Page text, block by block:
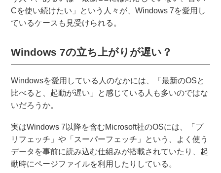
Cを使い続けたい」という人々が、Windows 7を愛用し
ているケースも見受けられる。
Windows 7の立ち上がりが遅い？
Windowsを愛用している人のなかには、「最新のOSと
比べると、起動が遅い」と感じている人も多いのではな
いだろうか。
実はWindows 7以降を含むMicrosoft社のOSには、「プ
リフェッチ」や「スーパーフェッチ」という、よく使う
データを事前に読み込む仕組みが搭載されていたり、起
動時にページファイルを利用したりしている。